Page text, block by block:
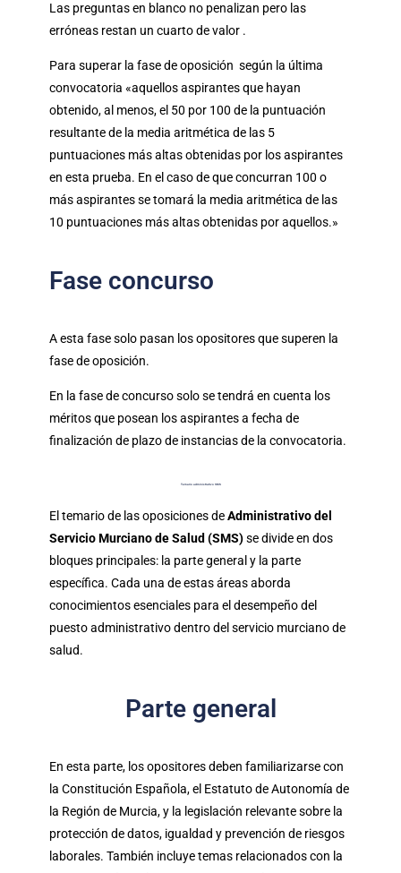
Las preguntas en blanco no penalizan pero las
erróneas restan un cuarto de valor .
Para superar la fase de oposición según la última
convocatoria «aquellos aspirantes que hayan
obtenido, al menos, el 50 por 100 de la puntuación
resultante de la media aritmética de las 5
puntuaciones más altas obtenidas por los aspirantes
en esta prueba. En el caso de que concurran 100 o
más aspirantes se tomará la media aritmética de las
10 puntuaciones más altas obtenidas por aquellos.»
Fase concurso
A esta fase solo pasan los opositores que superen la
fase de oposición.
En la fase de concurso solo se tendrá en cuenta los
méritos que posean los aspirantes a fecha de
finalización de plazo de instancias de la convocatoria.
Temario administrativo SMS
El temario de las oposiciones deAdministrativo del
Servicio Murciano de Salud (SMS)se divide en dos
bloques principales: la parte general y la parte
específica. Cada una de estas áreas aborda
conocimientos esenciales para el desempeño del
puesto administrativo dentro del servicio murciano de
salud.
Parte general
En esta parte, los opositores deben familiarizarse con
la Constitución Española, el Estatuto de Autonomía de
la Región de Murcia, y la legislación relevante sobre la
protección de datos, igualdad y prevención de riesgos
laborales. También incluye temas relacionados con la